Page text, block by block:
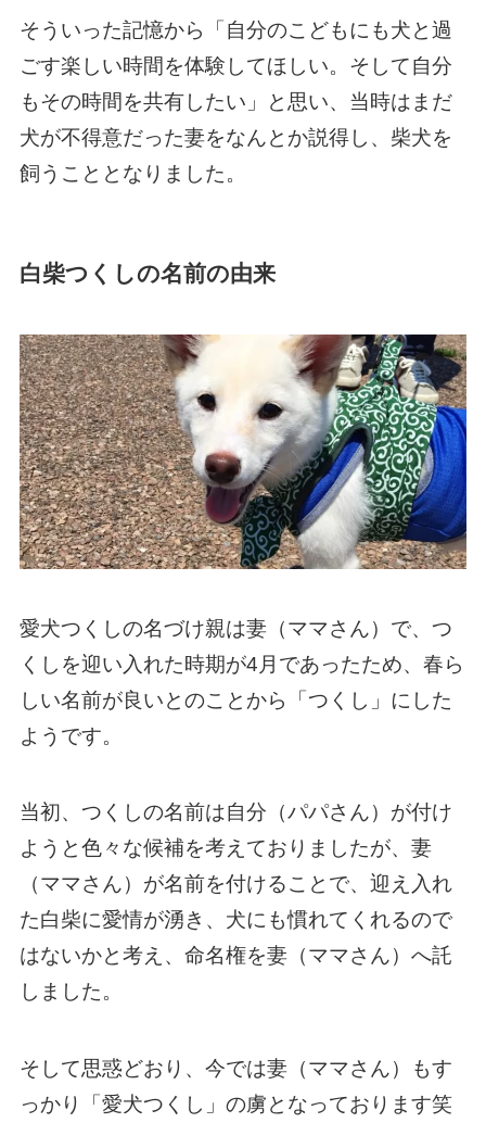
そういった記憶から「自分のこどもにも犬と過
ごす楽しい時間を体験してほしい。そして自分
もその時間を共有したい」と思い、当時はまだ
犬が不得意だった妻をなんとか説得し、柴犬を
飼うこととなりました。
白柴つくしの名前の由来
愛犬つくしの名づけ親は妻（ママさん）で、つ
くしを迎い入れた時期が4月であったため、春ら
しい名前が良いとのことから「つくし」にした
ようです。
当初、つくしの名前は自分（パパさん）が付け
ようと色々な候補を考えておりましたが、妻
（ママさん）が名前を付けることで、迎え入れ
た白柴に愛情が湧き、犬にも慣れてくれるので
はないかと考え、命名権を妻（ママさん）へ託
しました。
そして思惑どおり、今では妻（ママさん）もす
っかり「愛犬つくし」の虜となっております笑